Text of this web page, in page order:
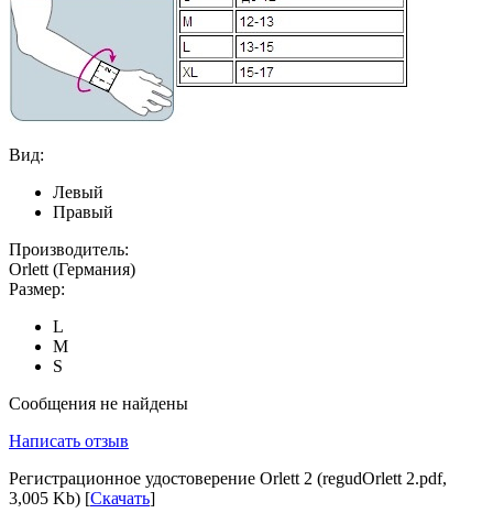
Вид:
Левый
Правый
Производитель:
Orlett (Германия)
Размер:
L
M
S
Сообщения не найдены
Написать отзыв
Регистрационное удостоверение Orlett 2 (regudOrlett 2.pdf,
3,005 Kb) [Скачать]